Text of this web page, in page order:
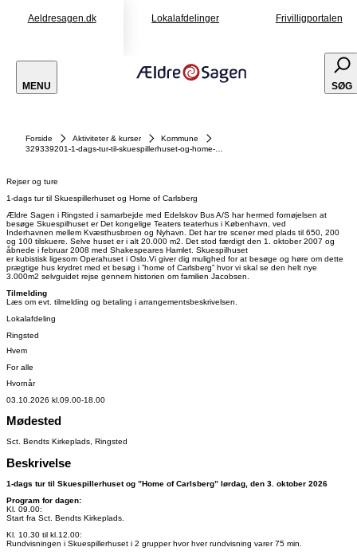
Aeldresagen.dk Lokalafdelinger Frivilligportalen
MENU SØG
Forside Aktiviteter & kurser
Kommune
Rejser og ture
1-dags tur til Skuespillerhuset og Home of Carlsberg
Ældre Sagen i Ringsted i samarbejde med Edelskov Bus A/S har hermed fornøjelsen at
besøge Skuespilhuset er Det kongelige Teaters teaterhus i København, ved
Inderhavnen mellem Kvæsthusbroen og Nyhavn. Det har tre scener med plads til 650, 200
og 100 tilskuere. Selve huset er i alt 20.000 m2. Det stod færdigt den 1. oktober 2007 og
åbnede i februar 2008 med Shakespeares Hamlet. Skuespilhuset
er kubistisk ligesom Operahuset i Oslo.Vi giver dig mulighed for at besøge og høre om dette
prægtige hus krydret med et besøg i ”home of Carlsberg” hvor vi skal se den helt nye
3.000m2 selvguidet rejse gennem historien om familien Jacobsen.
Tilmelding
Læs om evt. tilmelding og betaling i arrangementsbeskrivelsen.
Lokalafdeling
Ringsted
Hvem
For alle
Hvornår
03.10.2026 kl.09.00-18.00
Mødested
Sct. Bendts Kirkeplads, Ringsted
Beskrivelse
1-dags tur til Skuespillerhuset og ”Home of Carlsberg” lørdag, den 3. oktober 2026
Program for dagen:
Kl. 09.00:
Start fra Sct. Bendts Kirkeplads.
Kl. 10.30 til kl.12.00:
Rundvisningen i Skuespillerhuset i 2 grupper hvor hver rundvisning varer 75 min.